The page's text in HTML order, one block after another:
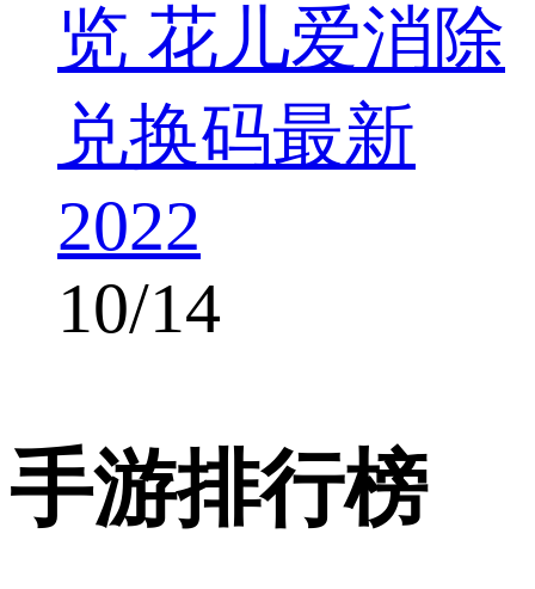
览 花儿爱消除
兑换码最新
2022
10/14
手游排行榜